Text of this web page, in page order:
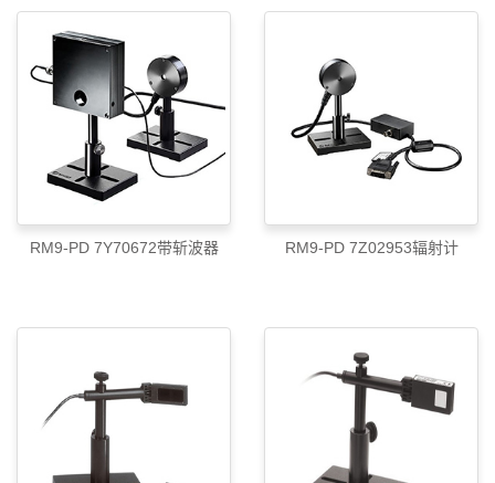
RM9-PD 7Y70672带斩波器 RM9-PD 7Z02953辐射计